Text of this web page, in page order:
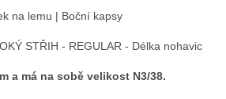
na lemu | Boční kapsy
STŘIH - REGULAR - Délka nohavic:
a má na sobě velikost N3/38.